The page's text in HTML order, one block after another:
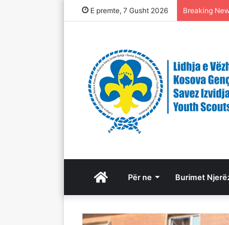
E premte, 7 Gusht 2026 Breaking
BallinaPër ne Burimet